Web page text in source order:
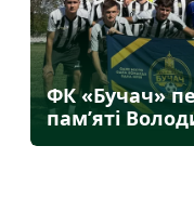
ФК «Бучач»
пам’яті